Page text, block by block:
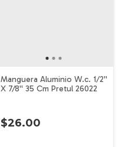
Manguera Aluminio W.c. 1/2''
X 7/8'' 35 Cm Pretul 26022
$26.00